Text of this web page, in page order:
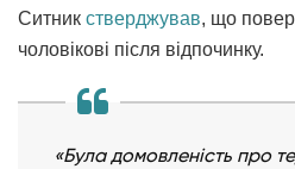
Ситник стверджував, що
чоловікові після відпочинку.
«Була домовленість про